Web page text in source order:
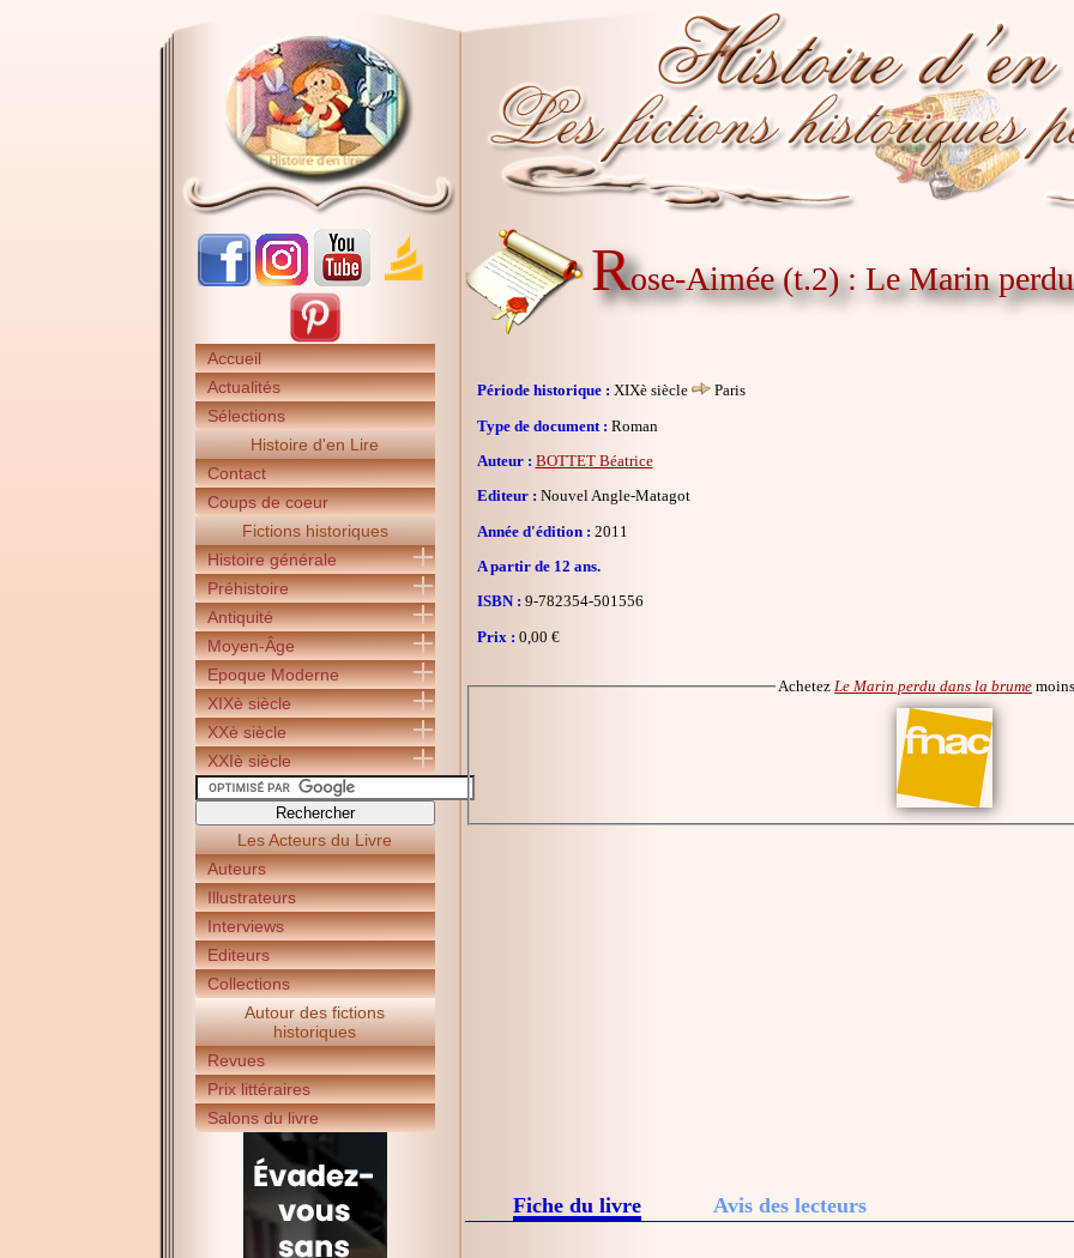
Accueil
Actualités
Sélections
Histoire d'en Lire
Contact
Coups de coeur
Fictions historiques
Histoire générale
Préhistoire
Antiquité
Moyen-Âge
Epoque Moderne
XIXè siècle
XXè siècle
XXIè siècle
Les Acteurs du Livre
Auteurs
Illustrateurs
Interviews
Editeurs
Collections
Autour des fictions
historiques
Revues
Prix littéraires
Salons du livre
Rose-Aimée (t.2) : Le Marin
Période historique : XIXè siècle
Paris
Type de document : Roman
Auteur : BOTTET Béatrice
Editeur : Nouvel Angle-Matagot
Année d'édition : 2011
A partir de 12 ans.
ISBN : 9-782354-501556
Prix : 0,00 €
Achetez Le Marin perdu dans la brume
Fiche du livre Avis des lecteurs